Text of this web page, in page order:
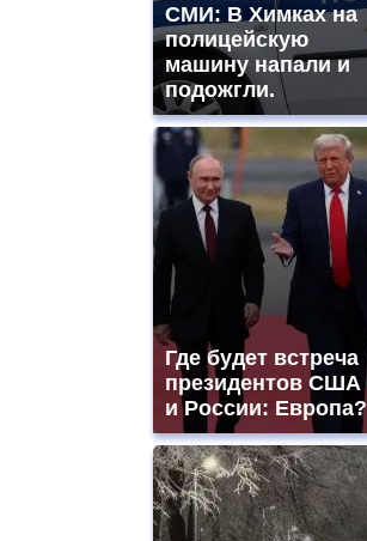
СМИ: В Химках на
полицейскую
машину напали и
подожгли.
Где будет встреча
президентов США
и России: Европа?